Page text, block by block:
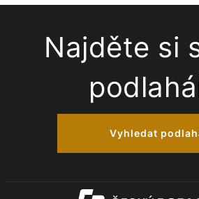
Najděte si
Vyhledat